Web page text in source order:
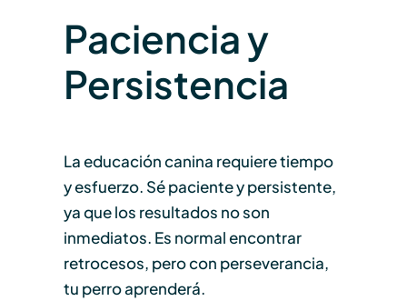
Paciencia y
Persistencia
La educación canina requiere tiempo
y esfuerzo. Sé paciente y persistente,
ya que los resultados no son
inmediatos. Es normal encontrar
retrocesos, pero con perseverancia,
tu perro aprenderá.